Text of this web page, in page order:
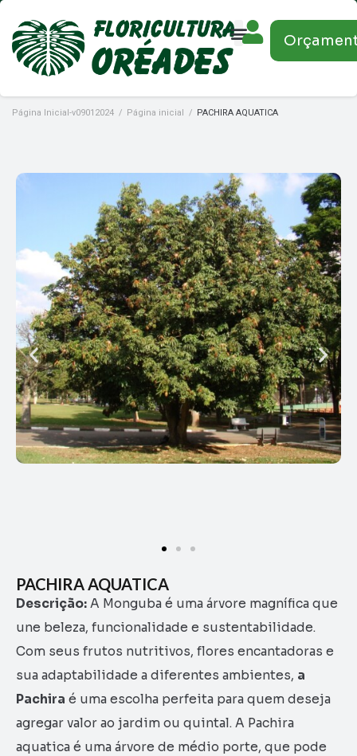
Página Inicial-v09012024 / Página inicial / PACHIRA AQUATICA
PACHIRA AQUATICA
Descrição: A Monguba é uma árvore magnífica que
une beleza, funcionalidade e sustentabilidade.
Com seus frutos nutritivos, flores encantadoras e
sua adaptabilidade a diferentes ambientes, a
Pachira é uma escolha perfeita para quem deseja
agregar valor ao jardim ou quintal. A Pachira
aquatica é uma árvore de médio porte, que pode